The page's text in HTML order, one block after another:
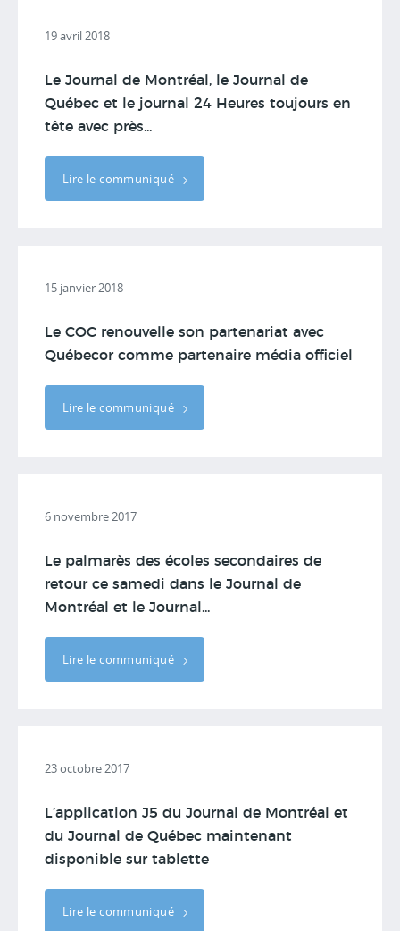
19 avril 2018
Le Journal de Montréal, le Journal de
Québec et le journal 24 Heures toujours en
tête avec près...
Lire le communiqué
15 janvier 2018
Le COC renouvelle son partenariat avec
Québecor comme partenaire média officiel
Lire le communiqué
6 novembre 2017
Le palmarès des écoles secondaires de
retour ce samedi dans le Journal de
Montréal et le Journal...
Lire le communiqué
23 octobre 2017
L’application J5 du Journal de Montréal et
du Journal de Québec maintenant
disponible sur tablette
Lire le communiqué